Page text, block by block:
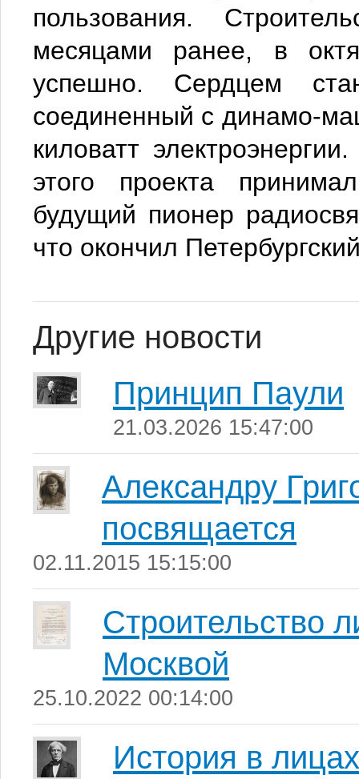
пользования.
месяцами ранее, в
успешно. Сердцем
соединенный с динамо-
киловатт
этого проекта
будущий пионер
что окончил
Другие новости
Принцип Паули
21.03.2026 15:47:00
Александру
посвящается
02.11.2015 15:15:00
Строительство
Москвой
25.10.2022 00:14:00
История в лицах